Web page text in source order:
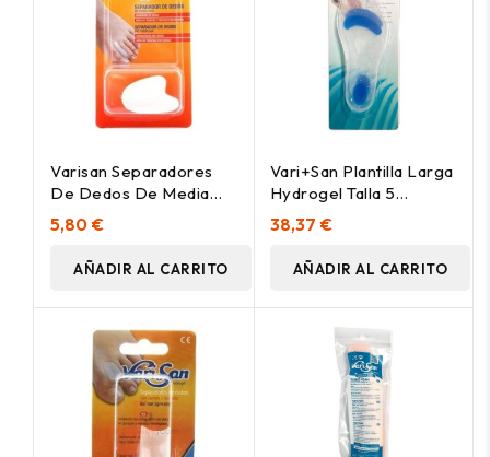
Varisan Separadores
De Dedos De Media
Luna Talla Mediana, 2
Uds
5,80 €
AÑADIR AL CARRITO
Vari+San Plantilla Larga
Hydrogel Talla 5
(45/46) 2Uds
38,37 €
AÑADIR AL CARRITO